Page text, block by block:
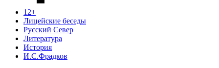
12+
Лицейские беседы
Русский Север
Литература
История
И.С.Фрадков